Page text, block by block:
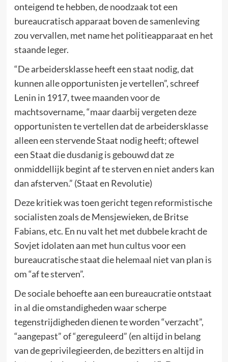
onteigend te hebben, de noodzaak tot een
bureaucratisch apparaat boven de samenleving
zou vervallen, met name het politieapparaat en het
staande leger.
“De arbeidersklasse heeft een staat nodig, dat
kunnen alle opportunisten je vertellen”, schreef
Lenin in 1917, twee maanden voor de
machtsovername, “maar daarbij vergeten deze
opportunisten te vertellen dat de arbeidersklasse
alleen een stervende Staat nodig heeft; oftewel
een Staat die dusdanig is gebouwd dat ze
onmiddellijk begint af te sterven en niet anders kan
dan afsterven.” (Staat en Revolutie)
Deze kritiek was toen gericht tegen reformistische
socialisten zoals de Mensjewieken, de Britse
Fabians, etc. En nu valt het met dubbele kracht de
Sovjet idolaten aan met hun cultus voor een
bureaucratische staat die helemaal niet van plan is
om “af te sterven”.
De sociale behoefte aan een bureaucratie ontstaat
in al die omstandigheden waar scherpe
tegenstrijdigheden dienen te worden “verzacht”,
“aangepast” of “gereguleerd” (en altijd in belang
van de geprivilegieerden, de bezitters en altijd in